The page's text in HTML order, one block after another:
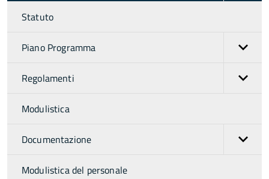
Statuto
Piano Programma
Regolamenti
Modulistica
Documentazione
Modulistica del personale